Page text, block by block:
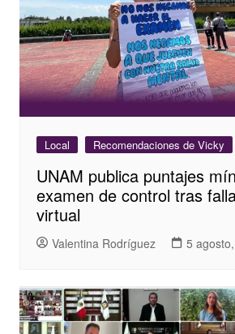
Local Recomendaciones de Vicky
UNAM publica puntajes
examen de control tras
virtual
Valentina Rodríguez 5